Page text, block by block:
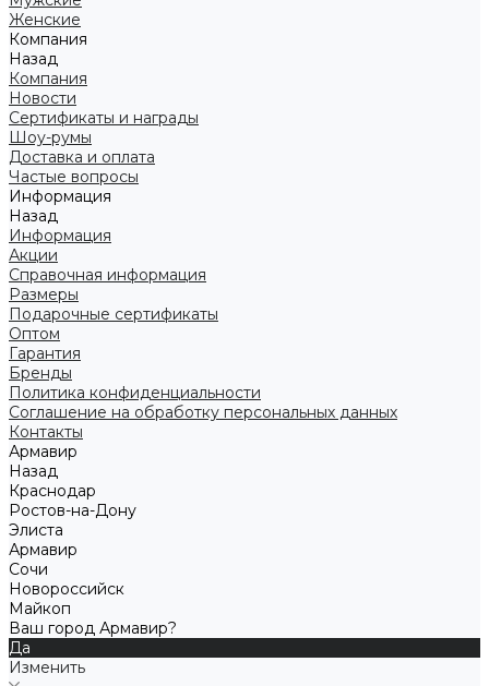
Женские
Компания
Назад
Компания
Новости
Сертификаты и награды
Шоу-румы
Доставка и оплата
Частые вопросы
Информация
Назад
Информация
Акции
Справочная информация
Размеры
Подарочные сертификаты
Оптом
Гарантия
Бренды
Политика конфиденциальности
Соглашение на обработку персональных данных
Контакты
Армавир
Назад
Краснодар
Ростов-на-Дону
Элиста
Армавир
Сочи
Новороссийск
Майкоп
Ваш город Армавир?
Да
Изменить